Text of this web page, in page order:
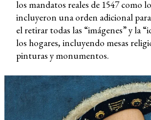
los mandatos reales de 1547 como
incluyeron una orden adicional
el retirar todas las “imágenes” y la
los hogares, incluyendo mesas
pinturas y monumentos.